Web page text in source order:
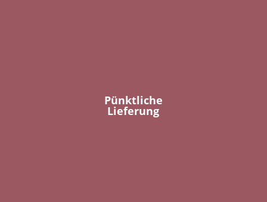
Pünktliche
Lieferung